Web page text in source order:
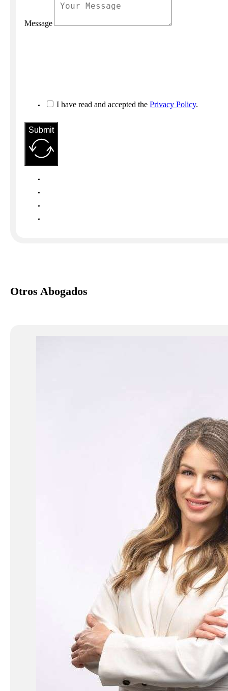
Message
I have read and accepted thePrivacy Policy.
Submit
Otros Abogados